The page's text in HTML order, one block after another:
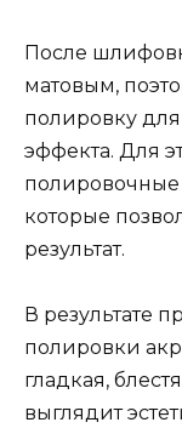
После
матовым,
полировку
эффекта. Для
полировочные
которые
результат.
В результате
полировки
гладкая,
выглядит